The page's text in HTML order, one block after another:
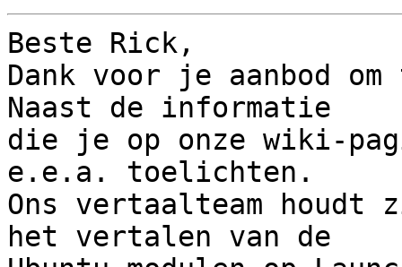
Beste Rick,
Dank voor je aanbod
Naast de informatie
die je op onze wiki-
e.e.a. toelichten.
Ons vertaalteam houdt
het vertalen van de